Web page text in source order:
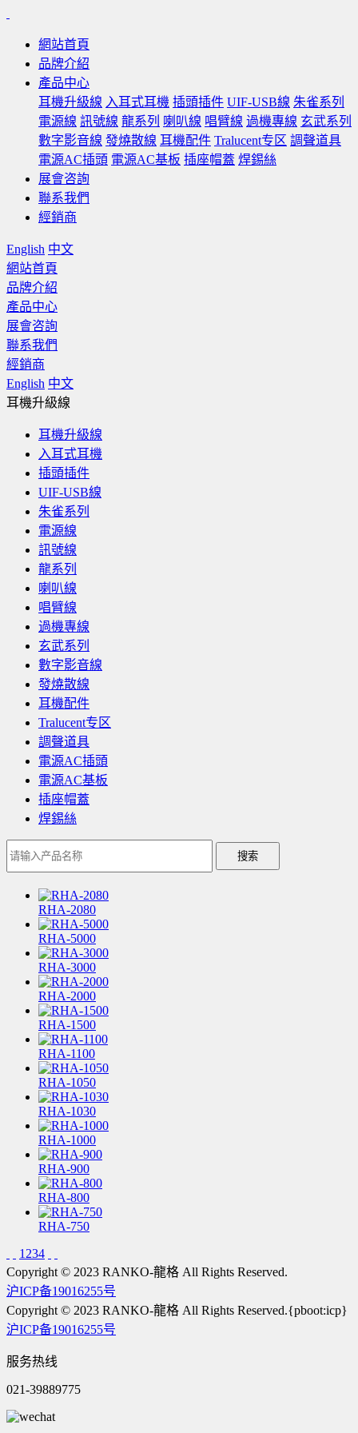
網站首頁
品牌介紹
產品中心
耳機升級線 入耳式耳機 插頭插件 UIF-USB線 朱雀系列
電源線 訊號線 龍系列 喇叭線 唱臂線 過機專線 玄武系列
數字影音線 發燒散線 耳機配件 Tralucent专区 調聲道具
電源AC插頭 電源AC基板 插座帽蓋 焊錫絲
展會咨詢
聯系我們
經銷商
English 中文
網站首頁
品牌介紹
產品中心
展會咨詢
聯系我們
經銷商
English 中文
耳機升級線
耳機升級線
入耳式耳機
插頭插件
UIF-USB線
朱雀系列
電源線
訊號線
龍系列
喇叭線
唱臂線
過機專線
玄武系列
數字影音線
發燒散線
耳機配件
Tralucent专区
調聲道具
電源AC插頭
電源AC基板
插座帽蓋
焊錫絲
搜索
RHA-2080
RHA-5000
RHA-3000
RHA-2000
RHA-1500
RHA-1100
RHA-1050
RHA-1030
RHA-1000
RHA-900
RHA-800
RHA-750
1 234
Copyright © 2023 RANKO-龍格 All Rights Reserved.
沪ICP备19016255号
Copyright © 2023 RANKO-龍格 All Rights Reserved.{pboot:icp}
沪ICP备19016255号
服务热线
021-39889775